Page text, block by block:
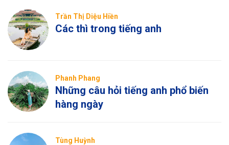
Trần Thị Diệu Hiền
Các thì trong tiếng anh
Phanh Phang
Những câu hỏi tiếng anh phổ biến
hàng ngày
Tùng Huỳnh